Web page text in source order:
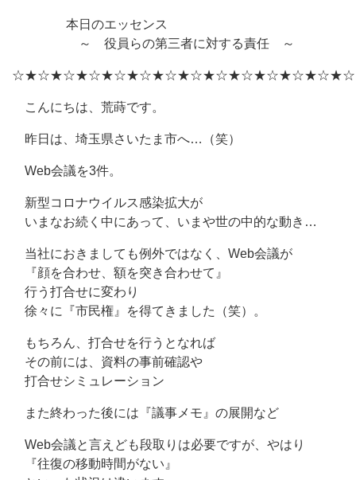
本日のエッセンス
～ 役員らの第三者に対する責任 ～
こんにちは、荒蒔です。
昨日は、埼玉県さいたま市へ…（笑）
Web会議を3件。
新型コロナウイルス感染拡大が
いまなお続く中にあって、いまや世の中的な動き…
当社におきましても例外ではなく、Web会議が
『顔を合わせ、額を突き合わせて』
行う打合せに変わり
徐々に『市民権』を得てきました（笑）。
もちろん、打合せを行うとなれば
その前には、資料の事前確認や
打合せシミュレーション
また終わった後には『議事メモ』の展開など
Web会議と言えども段取りは必要ですが、やはり
『往復の移動時間がない』